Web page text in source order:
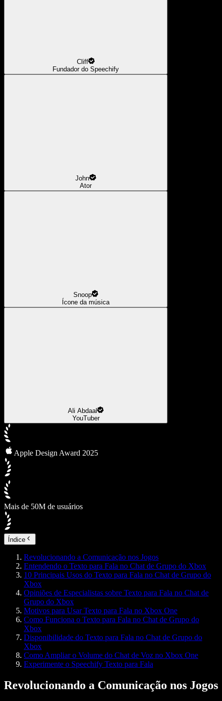
Cliff
Fundador do Speechify
John
Ator
Snoop
Ícone da música
Ali Abdaal
YouTuber
Apple Design Award 2025
Mais de 50M de usuários
Índice
Revolucionando a Comunicação nos Jogos
Entendendo o Texto para Fala no Chat de Grupo do Xbox
10 Principais Usos do Texto para Fala no Chat de Grupo do
Xbox
Opiniões de Especialistas sobre Texto para Fala no Chat de
Grupo do Xbox
Motivos para Usar Texto para Fala no Xbox One
Como Funciona o Texto para Fala no Chat de Grupo do
Xbox
Disponibilidade do Texto para Fala no Chat de Grupo do
Xbox
Como Ampliar o Volume do Chat de Voz no Xbox One
Experimente o Speechify Texto para Fala
Revolucionando a Comunicação nos Jogos